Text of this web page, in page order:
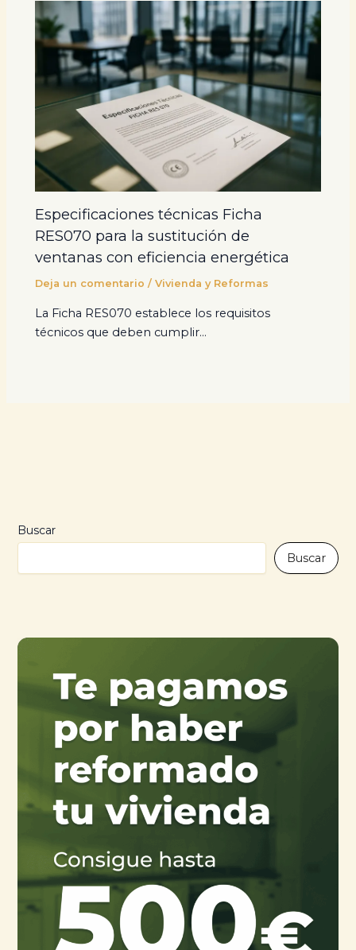
Especificaciones técnicas Ficha
RES070 para la sustitución de
ventanas con eficiencia energética
Deja un comentario /Vivienda y Reformas
La Ficha RES070 establece los requisitos
técnicos que deben cumplir…
Buscar
Buscar